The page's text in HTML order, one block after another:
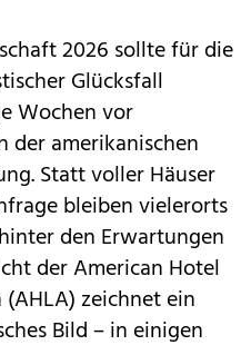
2026 sollte für die
Glücksfall
Wochen vor
der amerikanischen
Statt voller Häuser
bleiben vielerorts
den Erwartungen
der American Hotel
zeichnet ein
Bild – in einigen